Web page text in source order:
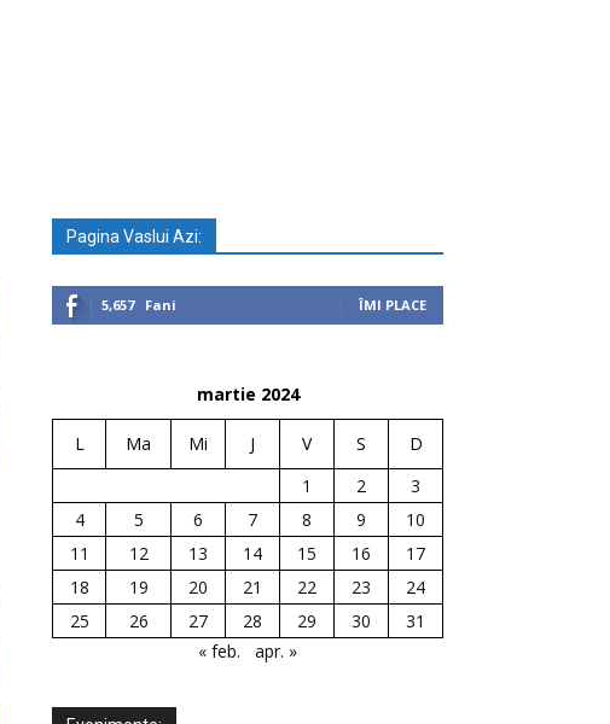
Pagina Vaslui Azi:
5,657 Fani ÎMI PLACE
martie 2024
L Ma Mi J V S
D
1
2
3
4
5 6 7 8 9
10
11
12 13 14 15 16
17
18
19 20 21 22 23
24
25
26 27 28 29 30
31
« feb.
apr. »